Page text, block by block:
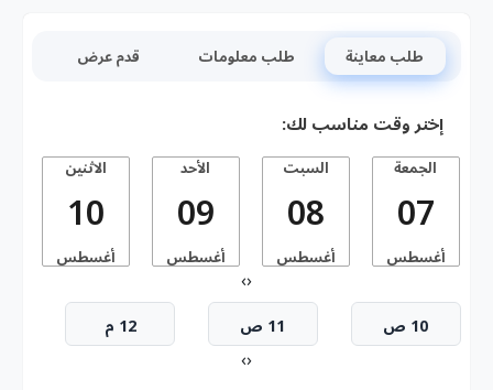
طلب معاينة طلب معلومات قدم عرض
إختر وقت مناسب لك:
الجمعة
07
أغسطس
السبت
08
أغسطس
الأحد
09
أغسطس
الاثنين
10
أغسطس
‹
›
10 ص 11 ص 12 م
‹
›